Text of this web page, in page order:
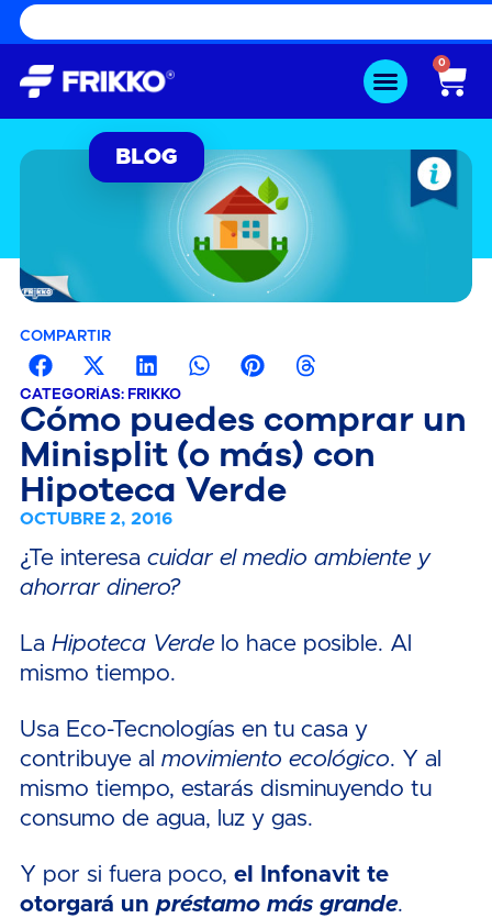
0
BLOG
COMPARTIR
CATEGORÍAS: FRIKKO
Cómo puedes comprar un
Minisplit (o más) con
Hipoteca Verde
OCTUBRE 2, 2016
¿Te interesa cuidar el medio ambiente y
ahorrar dinero?
La Hipoteca Verde lo hace posible. Al
mismo tiempo.
Usa Eco-Tecnologías en tu casa y
contribuye al movimiento ecológico. Y al
mismo tiempo, estarás disminuyendo tu
consumo de agua, luz y gas.
Y por si fuera poco, el Infonavit te
otorgará un préstamo más grande.